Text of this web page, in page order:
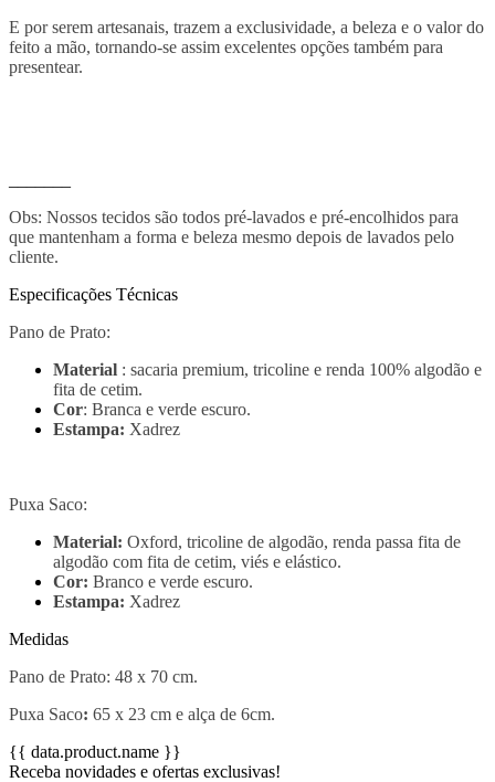
E por serem artesanais, trazem a exclusividade, a beleza e o valor do
feito a mão, tornando-se assim excelentes opções também para
presentear.
Obs: Nossos tecidos são todos pré-lavados e pré-encolhidos para
que mantenham a forma e beleza mesmo depois de lavados pelo
cliente.
Especificações Técnicas
Pano de Prato:
Material : sacaria premium, tricoline e renda 100% algodão e
fita de cetim.
Cor: Branca e verde escuro.
Estampa: Xadrez
Puxa Saco:
Material: Oxford, tricoline de algodão, renda passa fita de
algodão com fita de cetim, viés e elástico.
Cor: Branco e verde escuro.
Estampa: Xadrez
Medidas
Pano de Prato: 48 x 70 cm.
Puxa Saco: 65 x 23 cm e alça de 6cm.
{{ data.product.name }}
Receba novidades e ofertas exclusivas!